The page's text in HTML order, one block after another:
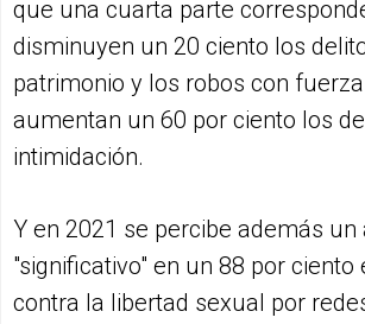
que una cuarta parte
disminuyen un 20 ciento los
patrimonio y los robos con
aumentan un 60 por ciento los
intimidación.
Y en 2021 se percibe además
"significativo" en un 88 por ciento
contra la libertad sexual por